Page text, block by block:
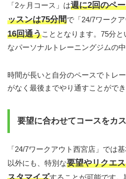
「2ヶ月コース」は週に2回のペ
ッスンは75分間で「24/7ワーク
16回通うこととなります。75分
なパーソナルトレーニングジムの
時間が長いと自分のペースでトレ
がなく最後までやり通すことができ
要望に合わせてコースをカ
「24/7ワークアウト西宮店」では
以外にも、特別な要望やリクエ